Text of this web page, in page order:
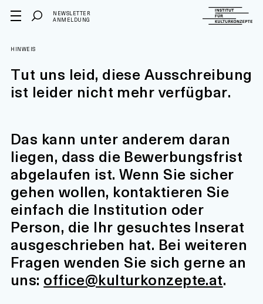
NEWSLETTER
ANMELDUNG
HINWEIS
Tut uns leid, diese Ausschreibung
ist leider nicht mehr verfügbar.
Das kann unter anderem daran
liegen, dass die Bewerbungsfrist
abgelaufen ist. Wenn Sie sicher
gehen wollen, kontaktieren Sie
einfach die Institution oder
Person, die Ihr gesuchtes Inserat
ausgeschrieben hat. Bei weiteren
Fragen wenden Sie sich gerne an
uns: office@kulturkonzepte.at.